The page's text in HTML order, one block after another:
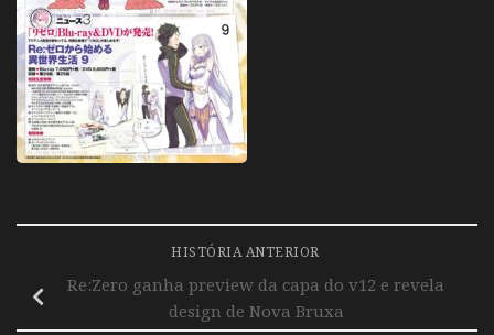
HISTÓRIA ANTERIOR
Re:Zero ganha preview da capa do v12 e revela
design de Nova Bruxa